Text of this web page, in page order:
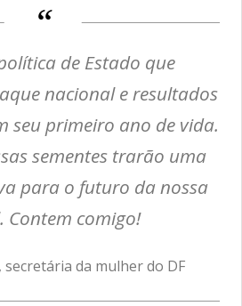
de Estado que
nacional e resultados
seu primeiro ano de vida.
sementes trarão uma
para o futuro da nossa
Contem comigo!
secretária da mulher do DF